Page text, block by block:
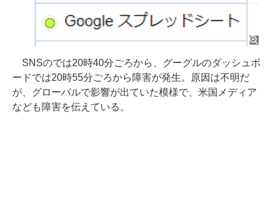
SNSのでは20時40分ごろから、グーグルのダッシュボ
ードでは20時55分ごろから障害が発生。原因は不明だ
が、グローバルで影響が出ていた模様で、米国メディア
なども障害を伝えている。